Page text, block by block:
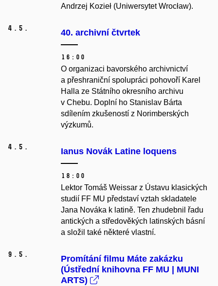
Andrzej Kozieł (Uniwersytet Wrocław).
4. 5. 40. archivní čtvrtek
16:00
O organizaci bavorského archivnictví
a přeshraniční spolupráci pohovoří Karel
Halla ze Státního okresního archivu
v Chebu. Doplní ho Stanislav Bárta
sdílením zkušeností z Norimberských
výzkumů.
4. 5. Ianus Novák Latine loquens
18:00
Lektor Tomáš Weissar z Ústavu klasických
studií FF MU představí vztah skladatele
Jana Nováka k latině. Ten zhudebnil řadu
antických a středověkých latinských básní
a složil také některé vlastní.
9. 5.
Promítání filmu Máte zakázku
(Ústřední knihovna FF MU | MUNI
ARTS)